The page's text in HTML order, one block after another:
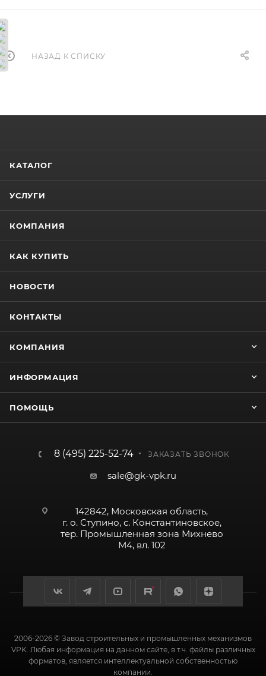
НАЗАД К СПИСКУ
КАТАЛОГ
УСЛУГИ
КОМПАНИЯ
КАК КУПИТЬ
НОВОСТИ
КОНТАКТЫ
КОМПАНИЯ
ИНФОРМАЦИЯ
ПОМОЩЬ
8 (495) 225-52-74 ЗАКАЗАТЬ ЗВОНОК
sale@gk-vpk.ru
142842, Московская область,
г. о. Ступино, с. Константиновское,
тер. Промышленная зона Михнево
М4, вл. 102
2006-2026 © Завод строительных и промышленных механизмов
VPK. Любая информация на данном сайте, в т.ч. файлы различных
форматов, является интеллектуальной собственностью
компании.